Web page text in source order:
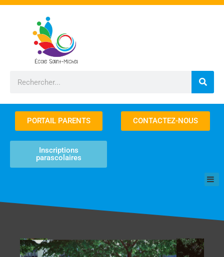
Aller
Rechercher
PORTAIL PARENTS
Inscriptions
parascolaires
CONTACTEZ-NOUS